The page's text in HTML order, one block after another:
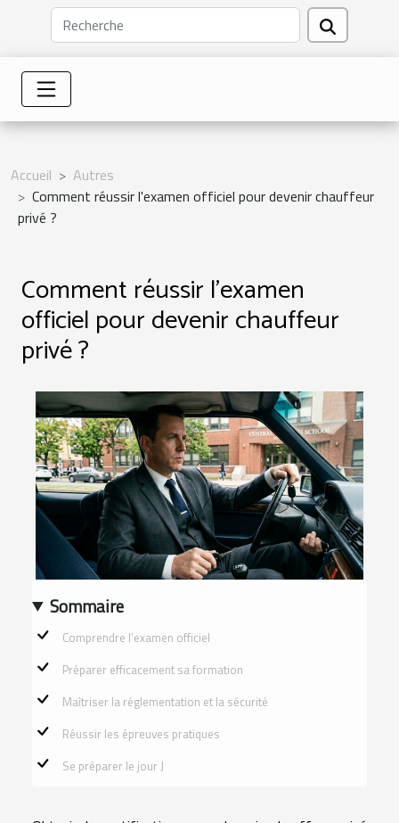
Accueil
Autres
Comment réussir l'examen officiel pour devenir chauffeur
privé ?
Comment réussir l'examen
officiel pour devenir chauffeur
privé ?
Sommaire
Comprendre l’examen officiel
Préparer efficacement sa formation
Maîtriser la réglementation et la sécurité
Réussir les épreuves pratiques
Se préparer le jour J